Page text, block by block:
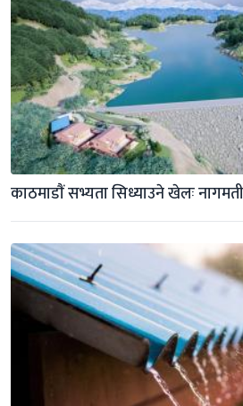
काठमाडाैं सभ्यता सिध्याउने खेलः